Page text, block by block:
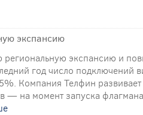
экспансию
экспансию и
год число подключений
Компания Телфин развивает
— на момент запуска